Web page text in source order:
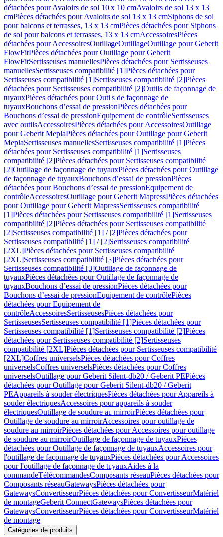
détachées pour Avaloirs de sol 10 x 10 cmAvaloirs de sol 13 x 13
cmPièces détachées pour Avaloirs de sol 13 x 13 cmSiphons de sol
pour balcons et terrasses, 13 x 13 cmPièces détachées pour Siphons
de sol pour balcons et terrasses, 13 x 13 cmAccessoiresPièces
détachées pour AccessoiresOutillageOutillageOutillage pour Geberit
FlowFitPièces détachées pour Outillage pour Geberit
FlowFitSertisseuses manuellesPièces détachées pour Sertisseuses
manuellesSertisseuses compatibilité [1]Pièces détachées pour
Sertisseuses compatibilité [1]Sertisseuses compatibilité [2]Pièces
détachées pour Sertisseuses compatibilité [2]Outils de façonnage de
tuyauxPièces détachées pour Outils de façonnage de
tuyauxBouchons d’essai de pressionPièces détachées pour
Bouchons d’essai de pressionEquipement de contrôleSertisseuses
avec outilsAccessoiresPièces détachées pour AccessoiresOutillage
pour Geberit MeplaPièces détachées pour Outillage pour Geberit
MeplaSertisseuses manuellesSertisseuses compatibilité [1]Pièces
détachées pour Sertisseuses compatibilité [1]Sertisseuses
compatibilité [2]Pièces détachées pour Sertisseuses compatibilité
[2]Outillage de façonnage de tuyauxPièces détachées pour Outillage
de façonnage de tuyauxBouchons d’essai de pressionPièces
détachées pour Bouchons d’essai de pressionEquipement de
contrôleAccessoiresOutillage pour Geberit MapressPièces détachées
pour Outillage pour Geberit MapressSertisseuses compatibilité
[1]Pièces détachées pour Sertisseuses compatibilité [1]Sertisseuses
compatibilité [2]Pièces détachées pour Sertisseuses compatibilité
[2]Sertisseuses compatibilité [1] / [2]Pièces détachées pour
Sertisseuses compatibilité [1] / [2]Sertisseuses compatibilité
[2XL]Pièces détachées pour Sertisseuses compatibilité
[2XL]Sertisseuses compatibilité [3]Pièces détachées pour
Sertisseuses compatibilité [3]Outillage de façonnage de
tuyauxPièces détachées pour Outillage de façonnage de
tuyauxBouchons d’essai de pressionPièces détachées pour
Bouchons d’essai de pressionEquipement de contrôlePièces
détachées pour Equipement de
contrôleAccessoiresSertisseusesPièces détachées pour
SertisseusesSertisseuses compatibilité [1]Pièces détachées pour
Sertisseuses compatibilité [1]Sertisseuses compatibilité [2]Pièces
détachées pour Sertisseuses compatibilité [2]Sertisseuses
compatibilité [2XL]Pièces détachées pour Sertisseuses compatibilité
[2XL]Coffres universelsPièces détachées pour Coffres
universelsCoffres universelsPièces détachées pour Coffres
universelsOutillage pour Geberit Silent-db20 / Geberit PEPièces
détachées pour Outillage pour Geberit Silent-db20 / Geberit
PEAppareils à souder électriquesPièces détachées pour Appareils à
souder électriquesAccessoires pour appareils à souder
électriquesOutillage de soudure au mirroirPièces détachées pour
Outillage de soudure au mirroirAccessoires pour outillage de
soudure au mirroirPièces détachées pour Accessoires pour outillage
de soudure au mirroirOutillage de façonnage de tuyauxPièces
détachées pour Outillage de façonnage de tuyauxAccessoires pour
l'outillage de façonnage de tuyauxPièces détachées pour Accessoires
pour l'outillage de façonnage de tuyauxAides à la
commandeTélécommandesComposants réseauPièces détachées pour
Composants réseauGatewaysPièces détachées pour
GatewaysConvertisseurPièces détachées pour ConvertisseurMatériel
de montageGeberit ConnectGatewaysPièces détachées pour
GatewaysConvertisseurPièces détachées pour ConvertisseurMatériel
de montage
Catégories de produits